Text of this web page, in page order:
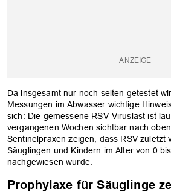
Da insgesamt nur noch selten getestet
Messungen im Abwasser wichtige
sich: Die gemessene RSV-Viruslast ist
vergangenen Wochen sichtbar nach
Sentinelpraxen zeigen, dass RSV zuletzt
Säuglingen und Kindern im Alter von 0
nachgewiesen wurde.
Prophylaxe für Säuglinge